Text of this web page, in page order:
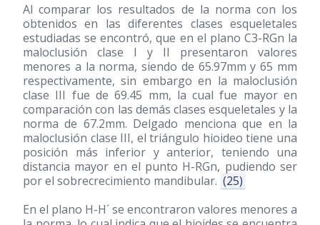
Al comparar los resultados de la norma con los
obtenidos en las diferentes clases esqueletales
estudiadas se encontró, que en el plano C3-RGn la
maloclusión clase I y II presentaron valores
menores a la norma, siendo de 65.97mm y 65 mm
respectivamente, sin embargo en la maloclusión
clase III fue de 69.45 mm, la cual fue mayor en
comparación con las demás clases esqueletales y la
norma de 67.2mm. Delgado menciona que en la
maloclusión clase III, el triángulo hioideo tiene una
posición más inferior y anterior, teniendo una
distancia mayor en el punto H-RGn, pudiendo ser
por el sobrecrecimiento mandibular. (25)
En el plano H-H´ se encontraron valores menores a